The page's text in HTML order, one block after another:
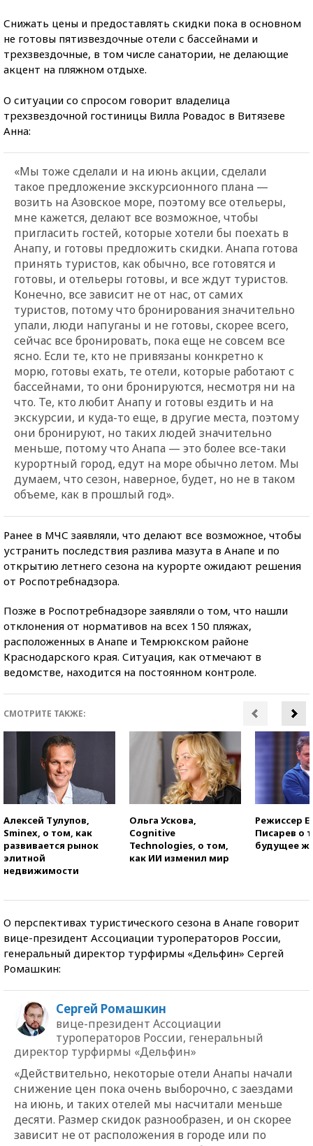
Снижать цены и предоставлять скидки пока в основном
не готовы пятизвездочные отели с бассейнами и
трехзвездочные, в том числе санатории, не делающие
акцент на пляжном отдыхе.
О ситуации со спросом говорит владелица
трехзвездочной гостиницы Вилла Ровадос в Витязеве
Анна:
«Мы тоже сделали и на июнь акции, сделали
такое предложение экскурсионного плана —
возить на Азовское море, поэтому все отельеры,
мне кажется, делают все возможное, чтобы
пригласить гостей, которые хотели бы поехать в
Анапу, и готовы предложить скидки. Анапа готова
принять туристов, как обычно, все готовятся и
готовы, и отельеры готовы, и все ждут туристов.
Конечно, все зависит не от нас, от самих
туристов, потому что бронирования значительно
упали, люди напуганы и не готовы, скорее всего,
сейчас все бронировать, пока еще не совсем все
ясно. Если те, кто не привязаны конкретно к
морю, готовы ехать, те отели, которые работают с
бассейнами, то они бронируются, несмотря ни на
что. Те, кто любит Анапу и готовы ездить и на
экскурсии, и куда-то еще, в другие места, поэтому
они бронируют, но таких людей значительно
меньше, потому что Анапа — это более все-таки
курортный город, едут на море обычно летом. Мы
думаем, что сезон, наверное, будет, но не в таком
объеме, как в прошлый год».
Ранее в МЧС заявляли, что делают все возможное, чтобы
устранить последствия разлива мазута в Анапе и по
открытию летнего сезона на курорте ожидают решения
от Роспотребнадзора.
Позже в Роспотребнадзоре заявляли о том, что нашли
отклонения от нормативов на всех 150 пляжах,
расположенных в Анапе и Темрюкском районе
Краснодарского края. Ситуация, как отмечают в
ведомстве, находится на постоянном контроле.
СМОТРИТЕ ТАКЖЕ:
Алексей Тулупов,
Sminex, о том, как
развивается рынок
элитной
недвижимости
Ольга Ускова,
Cognitive
Technologies, о том,
как ИИ изменил мир
Режиссер
Писарев о
будущее
О перспективах туристического сезона в Анапе говорит
вице-президент Ассоциации туроператоров России,
генеральный директор турфирмы «Дельфин» Сергей
Ромашкин:
Сергей Ромашкин
вице-президент Ассоциации
туроператоров России, генеральный
директор турфирмы «Дельфин»
«Действительно, некоторые отели Анапы начали
снижение цен пока очень выборочно, с заездами
на июнь, и таких отелей мы насчитали меньше
десяти. Размер скидок разнообразен, и он скорее
зависит не от расположения в городе или по